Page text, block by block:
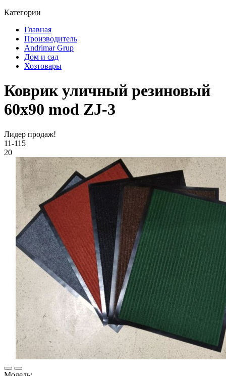
Категории
Главная
Производитель
Andrimar Grup
Дом и сад
Хозтовары
Коврик уличный резиновый
60х90 mod ZJ-3
Лидер продаж!
11-115
20